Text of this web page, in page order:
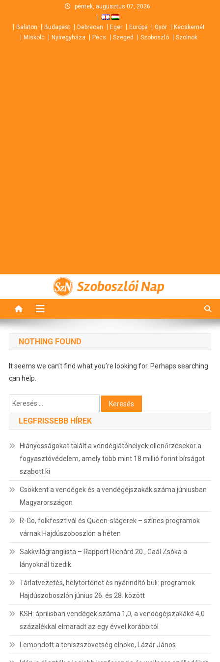
content
péntek, augusztus 07, 2026
Balaton Budapest Debrecen Eger Európa Győr
Kecskemét
Miskolc
Nyíregyháza Pécs Szeged Szoboszló Szolnok
Szoboszlói Nap
NOTHING FOUND
It seems we can’t find what you’re looking for. Perhaps searching
can help.
Keresés:
LEGFRISSEBB HÍREK
Hiányosságokat talált a vendéglátóhelyek ellenőrzésekor a
fogyasztóvédelem, amely több mint 18 millió forint bírságot
szabott ki
Csökkent a vendégek és a vendégéjszakák száma júniusban
Magyarországon
R-Go, folkfesztivál és Queen-slágerek – színes programok
várnak Hajdúszoboszlón a héten
Sakkvilágranglista – Rapport Richárd 20., Gaál Zsóka a
lányoknál tizedik
Tárlatvezetés, helytörténet és nyárindító buli: programok
Hajdúszoboszlón június 26. és 28. között
KSH: áprilisban vendégek száma 1,0, a vendégéjszakáké 4,0
százalékkal elmaradt az egy évvel korábbitól
Lemondott a teniszszövetség elnöke, Lázár János